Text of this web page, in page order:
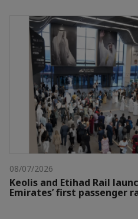
08/07/2026
Keolis and Etihad Rail
Emirates’ first passenger